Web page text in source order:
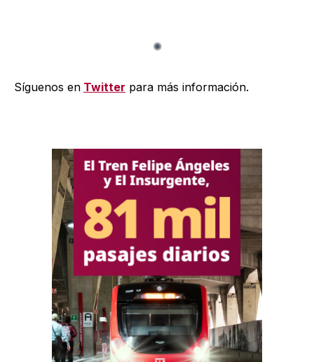
Síguenos en Twitter para más información.